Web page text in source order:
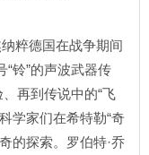
粹德国在战争期间
铃”的声波武器传
再到传说中的“飞
学家们在希特勒“奇
的探索。罗伯特·乔